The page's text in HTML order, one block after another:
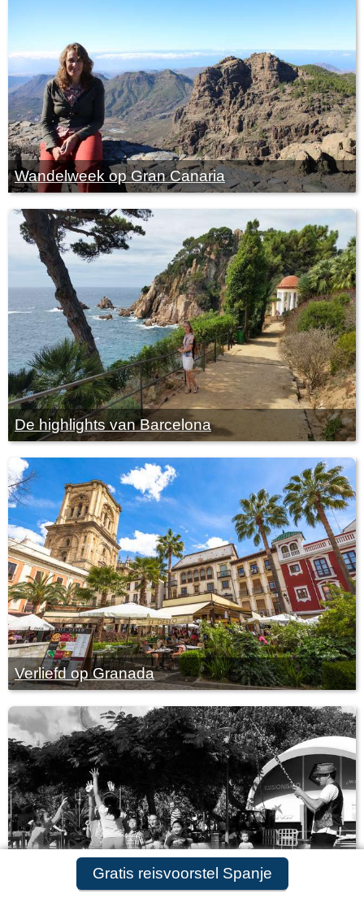
Gratis reisvoorstel aanvragen
Gratis reisvoorstel Spanje
Wandelweek op Gran Canaria
De highlights van Barcelona
Verliefd op Granada